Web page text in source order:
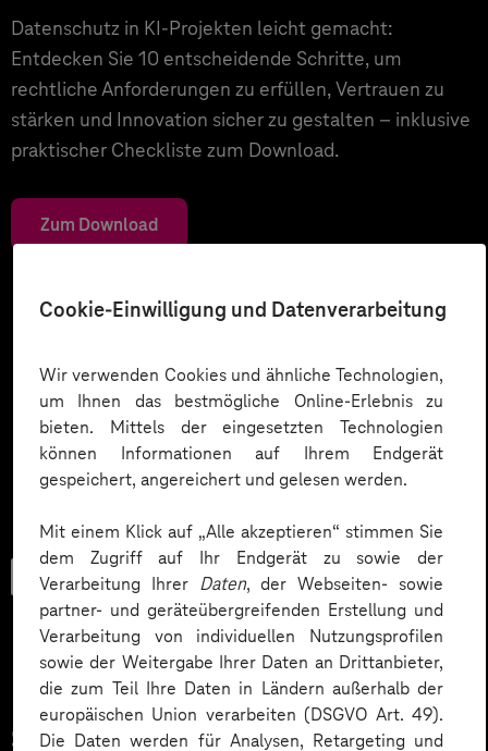
Cookie-Einwilligung und Datenverarbeitung
Wir verwenden Cookies und ähnliche Technologien,
um Ihnen das bestmögliche Online-Erlebnis zu
bieten. Mittels der eingesetzten Technologien
können Informationen auf Ihrem Endgerät
gespeichert, angereichert und gelesen werden.
Mit einem Klick auf „Alle akzeptieren“ stimmen Sie
dem Zugriff auf Ihr Endgerät zu sowie der
Verarbeitung Ihrer Daten, der Webseiten- sowie
partner- und geräteübergreifenden Erstellung und
Verarbeitung von individuellen Nutzungsprofilen
sowie der Weitergabe Ihrer Daten an Drittanbieter,
die zum Teil Ihre Daten in Ländern außerhalb der
europäischen Union verarbeiten (DSGVO Art. 49).
Die Daten werden für Analysen, Retargeting und
Datenschutz in KI-Projekten leicht gemacht:
Entdecken Sie 10 entscheidende Schritte, um
rechtliche Anforderungen zu erfüllen, Vertrauen zu
stärken und Innovation sicher zu gestalten – inklusive
praktischer Checkliste zum Download.
Zum Download
Trendbook
Innovationen und KI im
Service.